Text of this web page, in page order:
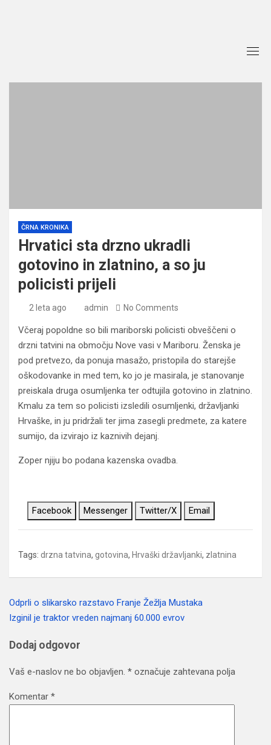
ČRNA KRONIKA
Hrvatici sta drzno ukradli
gotovino in zlatnino, a so ju
policisti prijeli
2 leta ago admin No Comments
Včeraj popoldne so bili mariborski policisti obveščeni o
drzni tatvini na območju Nove vasi v Mariboru. Ženska je
pod pretvezo, da ponuja masažo, pristopila do starejše
oškodovanke in med tem, ko jo je masirala, je stanovanje
preiskala druga osumljenka ter odtujila gotovino in zlatnino.
Kmalu za tem so policisti izsledili osumljenki, državljanki
Hrvaške, in ju pridržali ter jima zasegli predmete, za katere
sumijo, da izvirajo iz kaznivih dejanj.
Zoper njiju bo podana kazenska ovadba.
Facebook Messenger Twitter/X Email
Tags: drzna tatvina, gotovina, Hrvaški državljanki, zlatnina
Navigacija
Odprli o slikarsko razstavo Franje Žežlja Mustaka
Izginil je traktor vreden najmanj 60.000 evrov
Dodaj odgovor
Vaš e-naslov ne bo objavljen. * označuje zahtevana polja
Komentar *